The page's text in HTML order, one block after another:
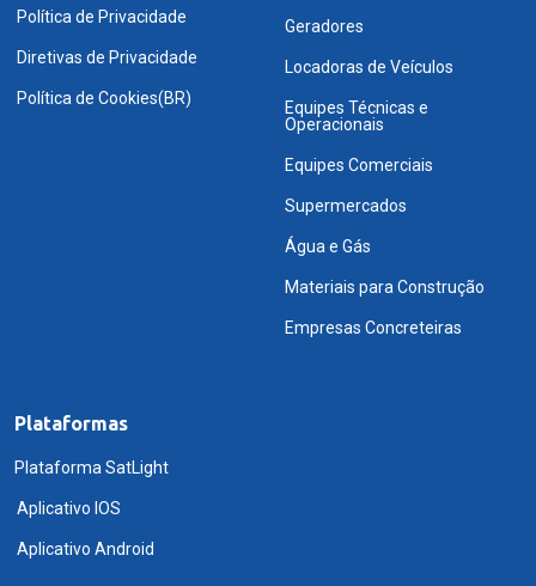
Política de Privacidade
Diretivas de Privacidade
Política de Cookies(BR)
Geradores
Locadoras de Veículos
Equipes Técnicas e
Operacionais
Equipes Comerciais
Supermercados
Água e Gás
Materiais para Construção
Empresas Concreteiras
Plataformas
Plataforma SatLight
Aplicativo IOS
Aplicativo Android